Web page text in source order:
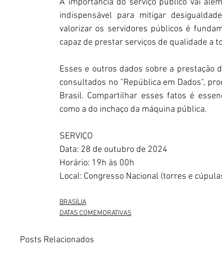
indispensável para mitigar
valorizar os servidores públicos é
capaz de prestar serviços de qualidade a
Esses e outros dados sobre a prestação
consultados no "República em Dados",
Brasil. Compartilhar esses fatos é
como a do inchaço da máquina pública.
SERVIÇO
Data: 28 de outubro de 2024
Horário: 19h às 00h
Local: Congresso Nacional (torres e
BRASÍLIA
DATAS COMEMORATIVAS
Posts Relacionados